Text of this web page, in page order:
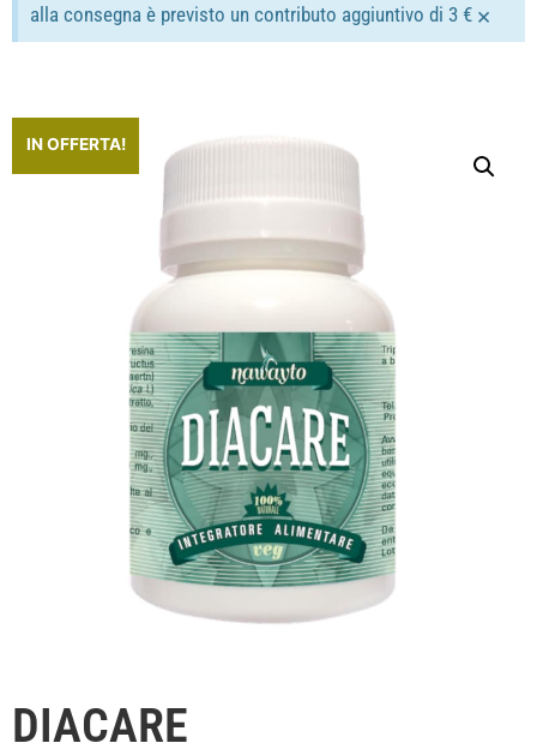
alla consegna è previsto un contributo aggiuntivo di 3 € ×
IN OFFERTA!
DIACARE